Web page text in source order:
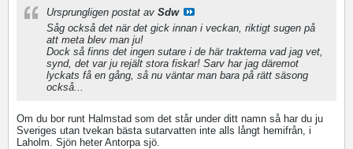
Ursprungligen postat av Sdw
Såg också det när det gick innan i veckan, riktigt sugen på
att meta blev man ju!
Dock så finns det ingen sutare i de här trakterna vad jag vet,
synd, det var ju rejält stora fiskar! Sarv har jag däremot
lyckats få en gång, så nu väntar man bara på rätt säsong
också...
Om du bor runt Halmstad som det står under ditt namn så har du ju
Sveriges utan tvekan bästa sutarvatten inte alls långt hemifrån, i
Laholm. Sjön heter Antorpa sjö.